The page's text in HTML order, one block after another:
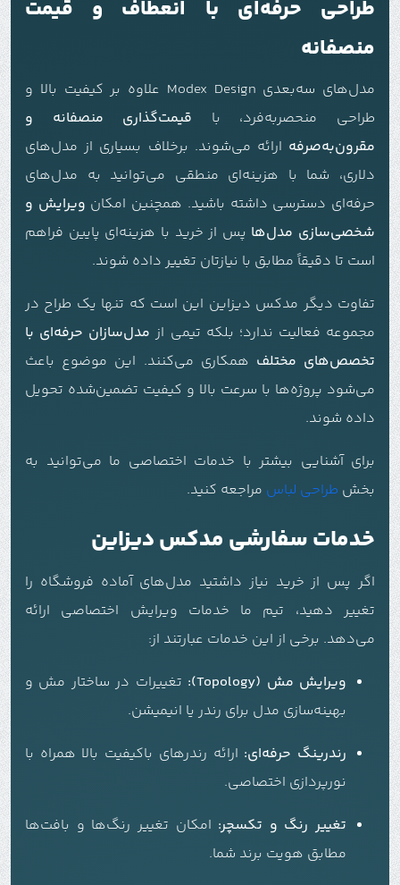
طراحی حرفه‌ای با انعطاف و قیمت
منصفانه
مدل‌های سه‌بعدی Modex Design علاوه بر کیفیت بالا و
طراحی منحصربه‌فرد، با قیمت‌گذاری منصفانه و
مقرون‌به‌صرفه ارائه می‌شوند. برخلاف بسیاری از مدل‌های
دلاری، شما با هزینه‌ای منطقی می‌توانید به مدل‌های
حرفه‌ای دسترسی داشته باشید. همچنین امکان ویرایش و
شخصی‌سازی مدل‌ها پس از خرید با هزینه‌ای پایین فراهم
است تا دقیقاً مطابق با نیازتان تغییر داده شوند.
تفاوت دیگر مدکس دیزاین این است که تنها یک طراح در
مجموعه فعالیت ندارد؛ بلکه تیمی از مدل‌سازان حرفه‌ای با
تخصص‌های مختلف همکاری می‌کنند. این موضوع باعث
می‌شود پروژه‌ها با سرعت بالا و کیفیت تضمین‌شده تحویل
داده شوند.
برای آشنایی بیشتر با خدمات اختصاصی ما می‌توانید به
بخش طراحی لباس مراجعه کنید.
خدمات سفارشی مدکس دیزاین
اگر پس از خرید نیاز داشتید مدل‌های آماده فروشگاه را
تغییر دهید، تیم ما خدمات ویرایش اختصاصی ارائه
می‌دهد. برخی از این خدمات عبارتند از:
ویرایش مش (Topology):
تغییرات در ساختار مش و
بهینه‌سازی مدل برای رندر یا انیمیشن.
رندرینگ حرفه‌ای: ارائه رندرهای باکیفیت بالا همراه با
نورپردازی اختصاصی.
تغییر رنگ و تکسچر: امکان تغییر رنگ‌ها و بافت‌ها
مطابق هویت برند شما.